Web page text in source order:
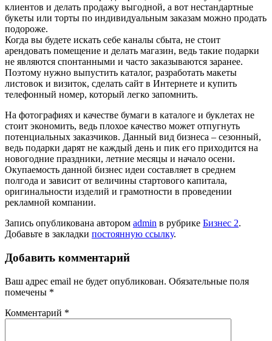
клиентов и делать продажу выгодной, а вот нестандартные
букеты или торты по индивидуальным заказам можно продать
подороже.
Когда вы будете искать себе каналы сбыта, не стоит
арендовать помещение и делать магазин, ведь такие подарки
не являются спонтанными и часто заказываются заранее.
Поэтому нужно выпустить каталог, разработать макеты
листовок и визиток, сделать сайт в Интернете и купить
телефонный номер, который легко запомнить.
На фотографиях и качестве бумаги в каталоге и буклетах не
стоит экономить, ведь плохое качество может отпугнуть
потенциальных заказчиков. Данный вид бизнеса – сезонный,
ведь подарки дарят не каждый день и пик его приходится на
новогодние праздники, летние месяцы и начало осени.
Окупаемость данной бизнес идеи составляет в среднем
полгода и зависит от величины стартового капитала,
оригинальности изделий и грамотности в проведении
рекламной компании.
Запись опубликована автором admin в рубрике Бизнес 2.
Добавьте в закладки постоянную ссылку.
Добавить комментарий
Ваш адрес email не будет опубликован. Обязательные поля
помечены *
Комментарий *